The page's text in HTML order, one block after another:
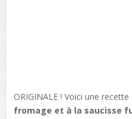
ORIGINALE ! Voici une recette
fromage et à la saucisse